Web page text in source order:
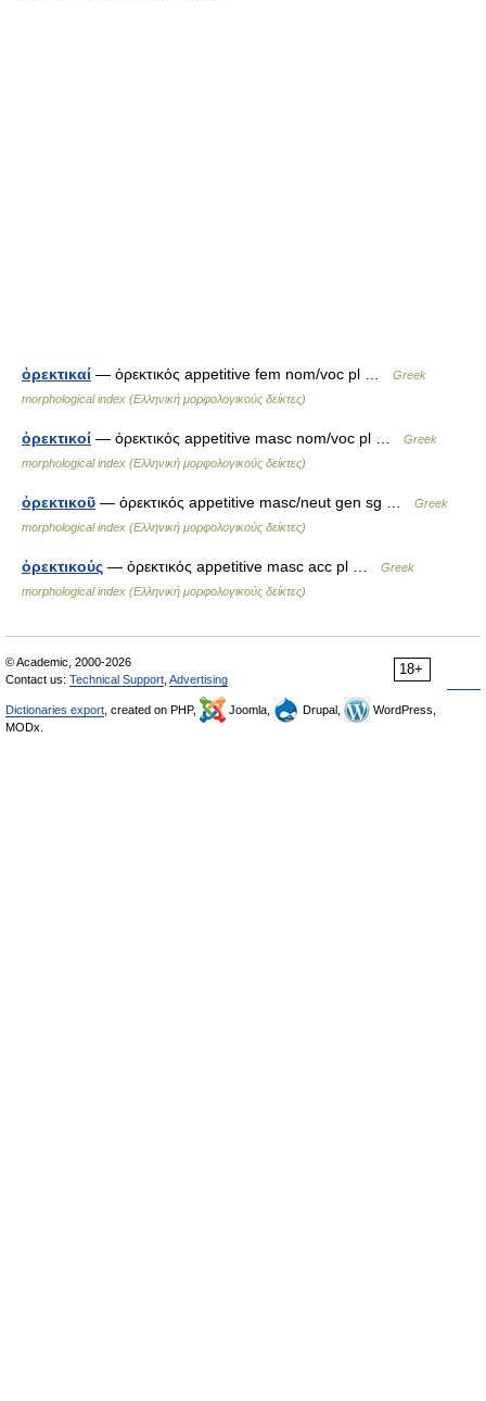
ὀρεκτικαί — ὀρεκτικός appetitive fem nom/voc pl …
Greek
morphological index (Ελληνική μορφολογικούς δείκτες)
ὀρεκτικοί — ὀρεκτικός appetitive masc nom/voc pl …
Greek
morphological index (Ελληνική μορφολογικούς δείκτες)
ὀρεκτικοῦ — ὀρεκτικός appetitive masc/neut gen sg …
Greek
morphological index (Ελληνική μορφολογικούς δείκτες)
ὀρεκτικούς — ὀρεκτικός appetitive masc acc pl …
Greek
morphological index (Ελληνική μορφολογικούς δείκτες)
18+
© Academic, 2000-2026
Contact us: Technical Support Advertising
Dictionaries export , created on PHP, Joomla, Drupal,
WordPress,
MODx.